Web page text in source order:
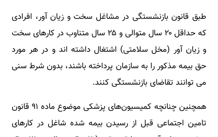
طبق قانون بازنشستگی در مشاغل سخت و زیان آور، افرادی
که حداقل ۲۰ سال متوالی و ۲۵ سال متناوب در کارهای سخت
و زیان آور (مخل سلامتی) اشتغال داشته اند و در هر مورد
حق بیمه مذکور را به سازمان پرداخته باشند، بدون شرط سنی
می توانند تقاضای بازنشستگی کنند.
همچنین چنانچه کمیسیون‌های پزشکی موضوع ماده ۹۱ قانون
تامین اجتماعی قبل از رسیدن بیمه شده شاغل در کارهای